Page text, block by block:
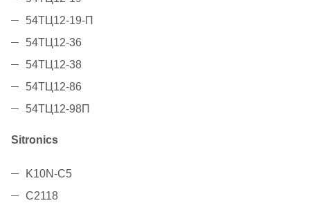
54ТЦ12-19-П
54ТЦ12-36
54ТЦ12-38
54ТЦ12-86
54ТЦ12-98П
Sitronics
K10N-C5
C2118